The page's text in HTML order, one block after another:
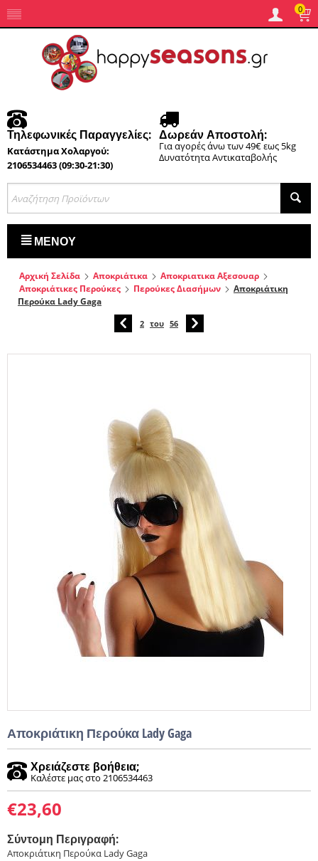
0
Τηλεφωνικές Παραγγελίες:
Κατάστημα Χολαργού:
2106534463 (09:30-21:30)
Δωρεάν Αποστολή:
Για αγορές άνω των 49€ εως 5kg
Δυνατότητα Αντικαταβολής
ΜΕΝΟΎ
Αρχική Σελίδα Αποκριάτικα
Αποκριατικα Αξεσουαρ
Αποκριάτικες Περούκες
Περούκες Διασήμων
Αποκριάτικη
Περούκα Lady Gaga
2 του 56
Αποκριάτικη Περούκα Lady Gaga
Χρειάζεστε βοήθεια;
Καλέστε μας στο 2106534463
€23,60
Σύντομη Περιγραφή:
Αποκριάτικη Περούκα Lady Gaga